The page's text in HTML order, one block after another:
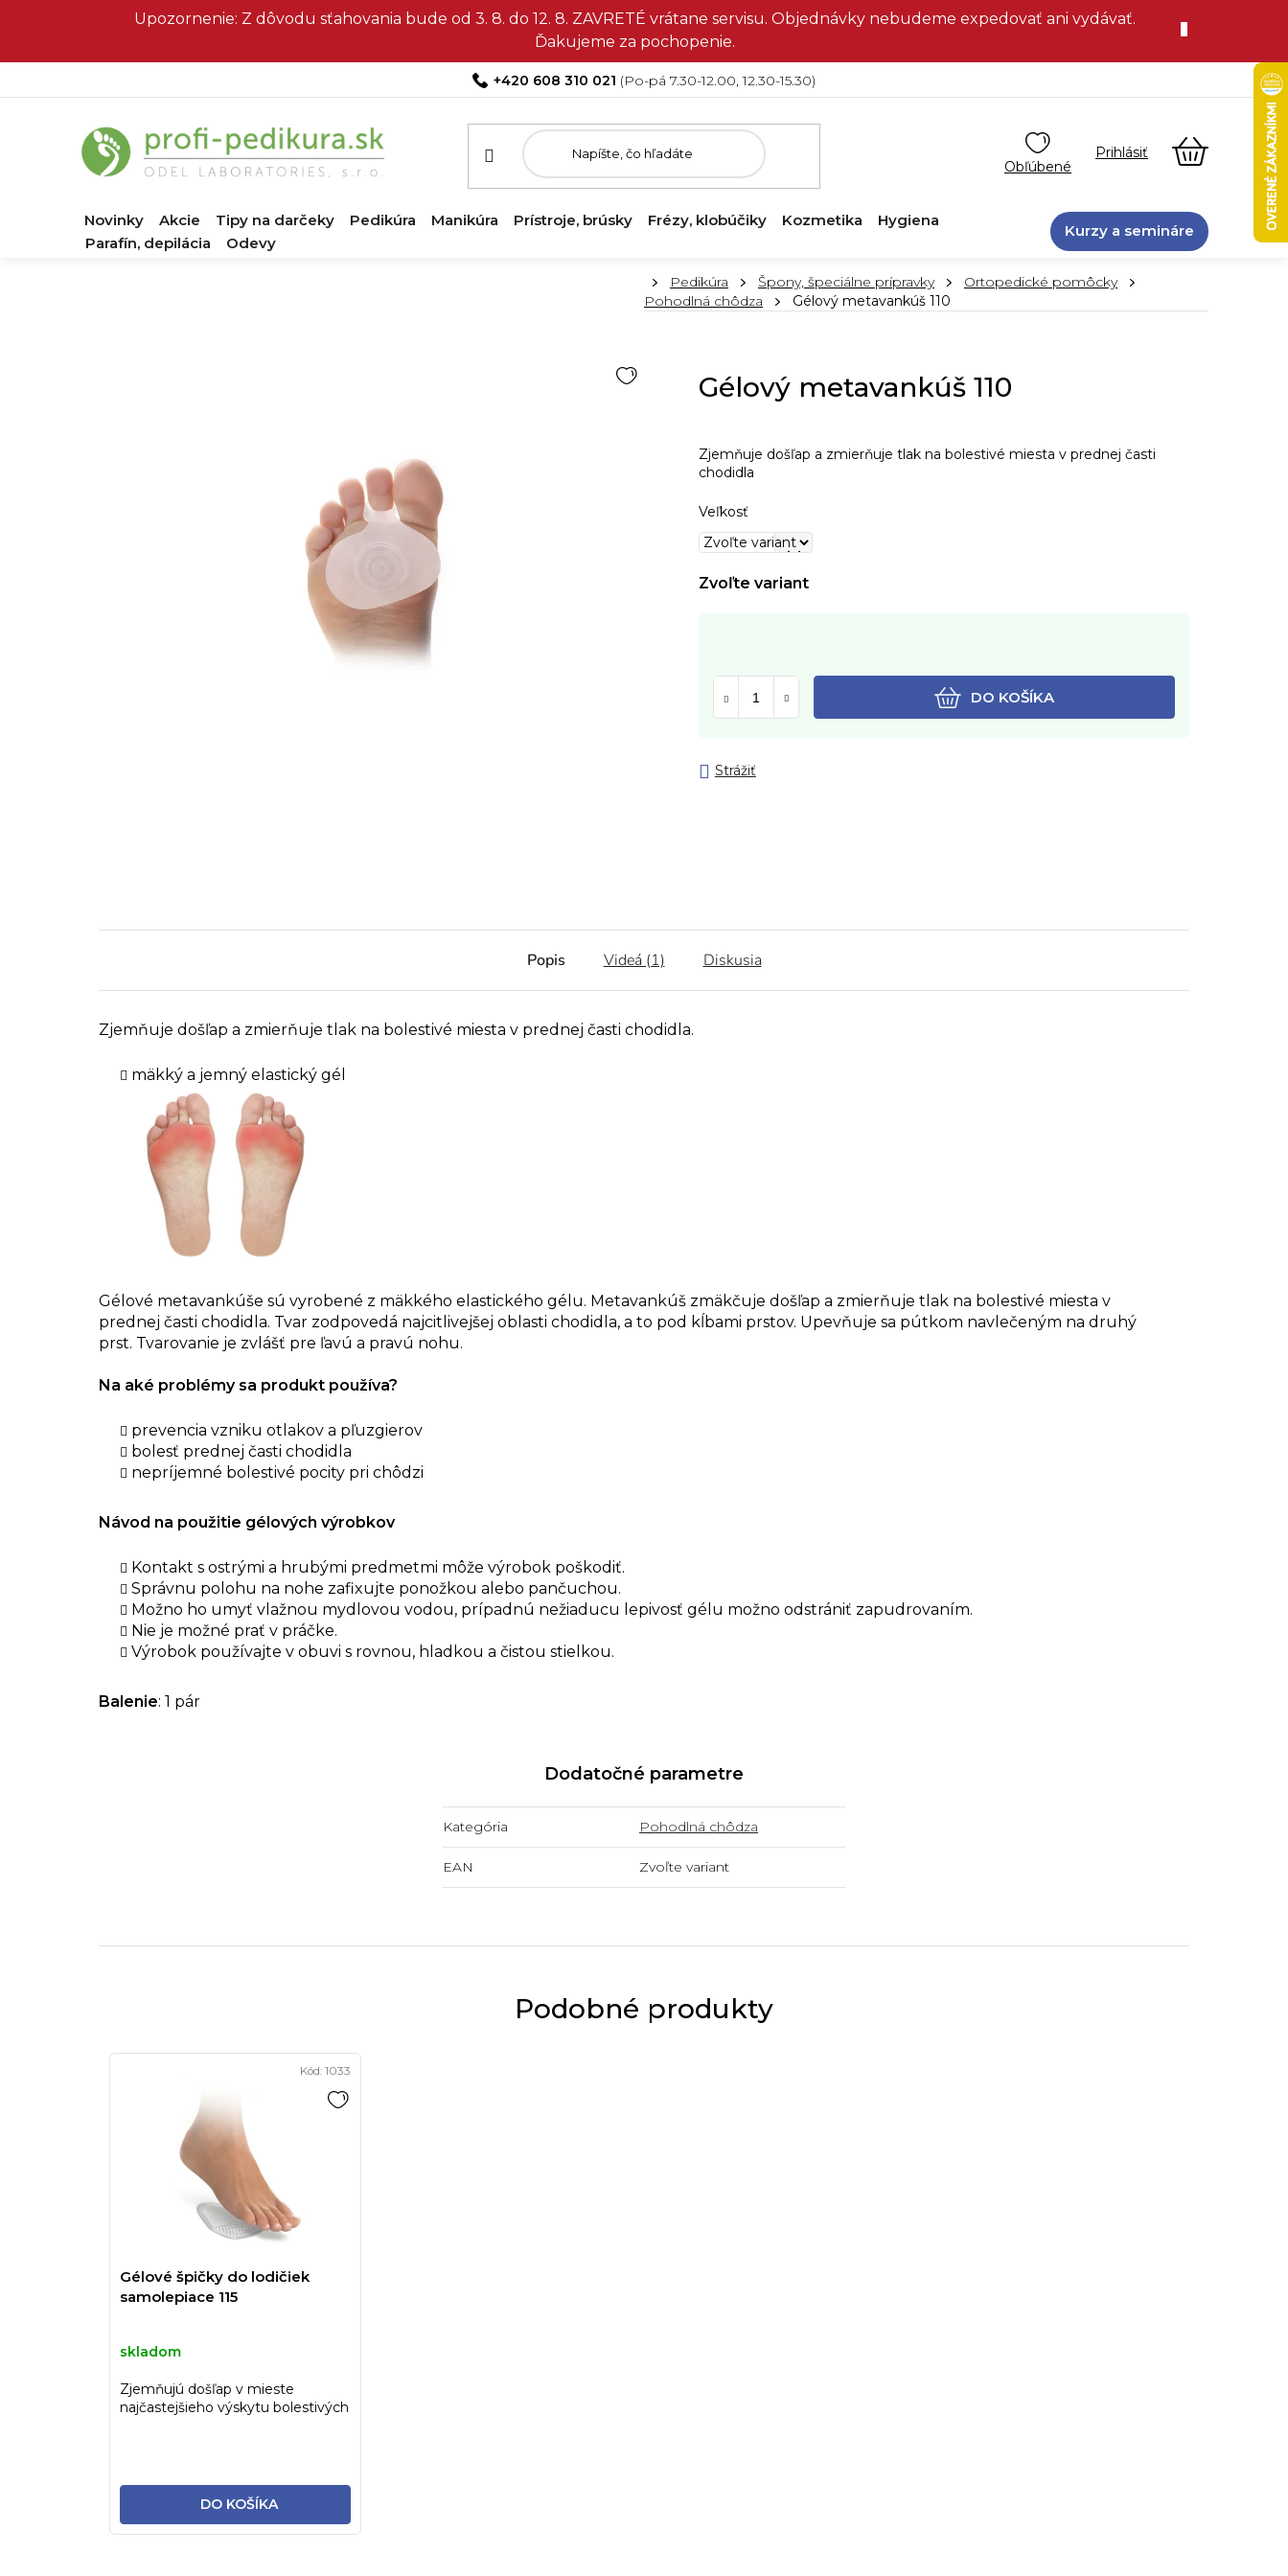
Upozornenie: Z dôvodu sťahovania bude od 3. 8. do 12. 8. ZAVRETÉ vrátane servisu. Objednávky nebudeme expedovať ani vydávať.
Ďakujeme za pochopenie.
+420 608 310 021
NÁKUPNÝ
KOŠÍK
Novinky Akcie Tipy na darčeky Pedikúra Manikúra Prístroje, brúsky Frézy, klobúčiky Kozmetika
Hygiena
Parafín, depilácia
Odevy
Kurzy a semináre
DomovPedikúra Špony, špeciálne prípravky
Ortopedické pomôcky
Pohodlná chôdza
Gélový metavankúš 110
Gélový metavankúš 110
Zjemňuje došľap a zmierňuje tlak na bolestivé miesta v prednej časti
chodidla
Veľkosť
Zvoľte variant
DO KOŠÍKA
Strážiť
Popis Videá (1) Diskusia
Zjemňuje došľap a zmierňuje tlak na bolestivé miesta v prednej časti chodidla.
mäkký a jemný elastický gél
Gélové metavankúše sú vyrobené z mäkkého elastického gélu. Metavankúš zmäkčuje došľap a zmierňuje tlak na bolestivé miesta v
prednej časti chodidla. Tvar zodpovedá najcitlivejšej oblasti chodidla, a to pod kĺbami prstov. Upevňuje sa pútkom navlečeným na druhý
prst. Tvarovanie je zvlášť pre ľavú a pravú nohu.
Na aké problémy sa produkt používa?
prevencia vzniku otlakov a pľuzgierov
bolesť prednej časti chodidla
nepríjemné bolestivé pocity pri chôdzi
Návod na použitie gélových výrobkov
Kontakt s ostrými a hrubými predmetmi môže výrobok poškodiť.
Správnu polohu na nohe zafixujte ponožkou alebo pančuchou.
Možno ho umyť vlažnou mydlovou vodou, prípadnú nežiaducu lepivosť gélu možno odstrániť zapudrovaním.
Nie je možné prať v práčke.
Výrobok používajte v obuvi s rovnou, hladkou a čistou stielkou.
Balenie: 1 pár
Dodatočné parametre
Kategória Pohodlná chôdza
EAN Zvoľte variant
Podobné produkty
Gélové špičky do lodičiek
samolepiace 115
skladom
DO KOŠÍKA
Zjemňujú došľap v mieste
najčastejšieho výskytu bolestivých
Kód: 1033